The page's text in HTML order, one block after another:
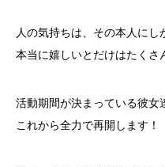
人の気持ちは、その本人にし
本当に嬉しいとだけはたくさ
活動期間が決まっている彼女
これから全力で再開します！